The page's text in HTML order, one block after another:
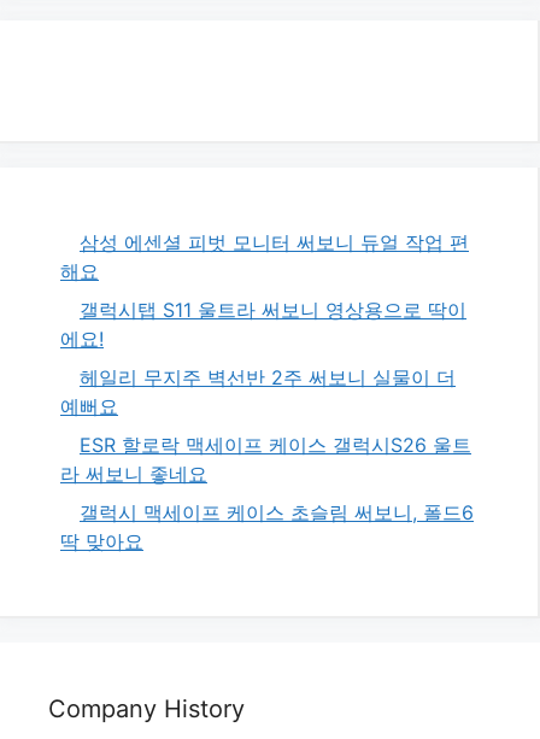
삼성 에센셜 피벗 모니터 써보니 듀얼 작업 편
해요
갤럭시탭 S11 울트라 써보니 영상용으로 딱이
에요!
헤일리 무지주 벽선반 2주 써보니 실물이 더
예뻐요
ESR 할로락 맥세이프 케이스 갤럭시S26 울트
라 써보니 좋네요
갤럭시 맥세이프 케이스 초슬림 써보니, 폴드6
딱 맞아요
Company History